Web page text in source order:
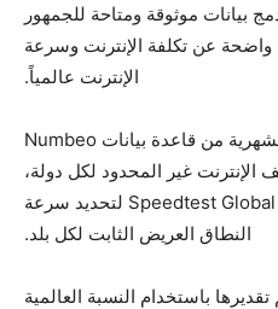
بيانات موثوقة ومتاحة للجمهور
عن تكلفة الإنترنت وسرعة
الإنترنت عالمياً.
وتم استخراج متوسط الأسعار الشهرية من قاعدة بيانات Numbeo
تكاليف الإنترنت غير المحدود لكل دولة،
واستُخدمت بيانات Speedtest Global Index لتحديد سرعة
النطاق العريض الثابت لكل بلد.
باستخدام النسبة العالمية